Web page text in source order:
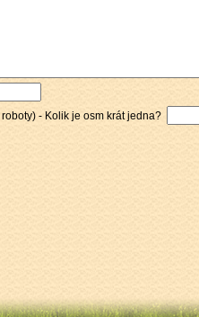
- Kolik je osm krát jedna?